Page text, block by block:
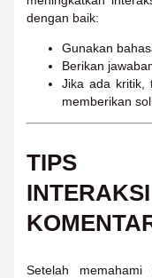
dengan baik:
Gunakan
Berikan
Jika ada kritik,
memberikan
TIPS
Setelah